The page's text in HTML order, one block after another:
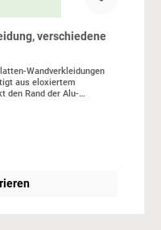
verschiedene
Wandverkleidungen
aus eloxiertem
den Rand der Alu-
erfolgt in Verbindung